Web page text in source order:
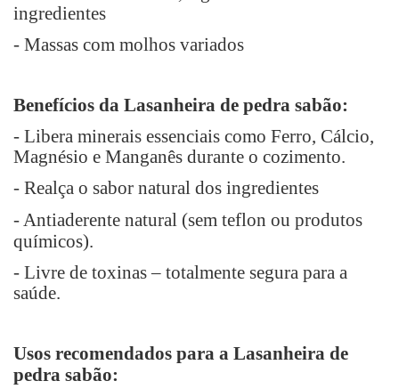
ingredientes
- Massas com molhos variados
Benefícios da Lasanheira de pedra sabão:
- Libera minerais essenciais como Ferro, Cálcio,
Magnésio e Manganês durante o cozimento.
- Realça o sabor natural dos ingredientes
- Antiaderente natural (sem teflon ou produtos
químicos).
- Livre de toxinas – totalmente segura para a
saúde.
Usos recomendados para a Lasanheira de
pedra sabão: